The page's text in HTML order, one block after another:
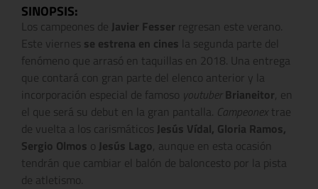
SINOPSIS:
Los campeones de Javier Fesser regresan este verano.
Este viernes se estrena en cines la segunda parte del
fenómeno que arrasó en taquillas en 2018. Una entrega
que contará con gran parte del elenco anterior y la
incorporación especial de famoso youtuber Brianeitor, en
el que será su debut en la gran pantalla. Campeonex trae
de vuelta a los carismáticos Jesús Vídal, Gloria Ramos,
Sergio Olmos o Jesús Lago, aunque en esta ocasión
tendrán que cambiar el balón de baloncesto por la pista
de atletismo.